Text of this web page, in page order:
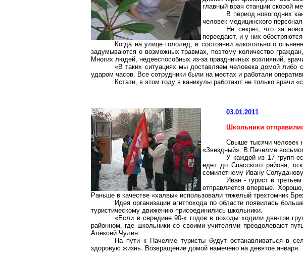
главный врач станции скорой
В период новогодних
человек медицинского
Не секрет, что за
переедают, и у них
Когда на улице гололед, в состоянии алкогольного
задумываются о возможных травмах, поэтому количество
Многих людей, недееспособных из-за праздничных возлияний,
«В таких ситуациях мы доставляем человека домой
ударом часов. Все сотрудники были на местах и работали
Кстати, в этом году в каникулы работают не только врачи
03.01.2011
Школьники
Свыше тысячи человек
«Звездный». В Пачелме
У каждой из 17 групп
едет до Спасского района,
семилетнему Ивану
Иван - турист в
отправляется впервые.
Раньше в качестве «халвы» использовали тяжелый трехтомник
Идея организации агитпохода по области появилась
туристическому движению присоединились школьники.
«Если в середине 90-х годов в походы ходили две-три
районном, где школьники со своими учителями преодолевают
Алексей Чулин.
На пути к Пачелме туристы будут останавливаться в
здоровую жизнь. Возвращение домой намечено на девятое января.